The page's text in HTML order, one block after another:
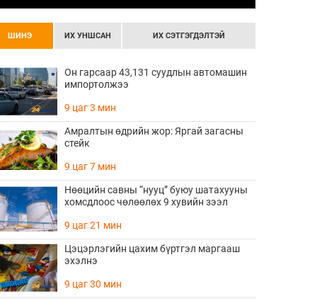
ШИНЭ ИХ УНШСАН ИХ СЭТГЭГДЭЛТЭЙ
Он гарсаар 43,131 суудлын автомашин
импортолжээ
9 цаг 3 мин
Амралтын өдрийн жор: Яргай загасны
стейк
9 цаг 7 мин
Нөөцийн савны “нууц” буюу шатахууны
хомсдлоос чөлөөлөх 9 хувийн зээл
9 цаг 21 мин
Цэцэрлэгийн цахим бүртгэл маргааш
эхэлнэ
9 цаг 30 мин